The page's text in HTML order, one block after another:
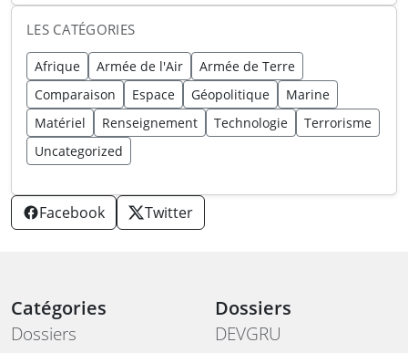
LES CATÉGORIES
Afrique Armée de l'Air
Armée de Terre
Comparaison
Espace Géopolitique
Marine
Matériel
Renseignement Technologie
Terrorisme
Uncategorized
Facebook Twitter
Catégories
Dossiers
Dossiers
DEVGRU